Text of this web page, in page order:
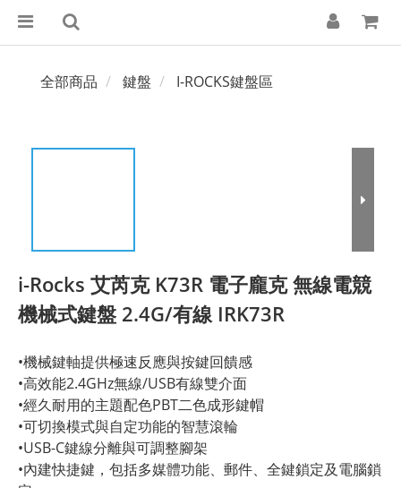
全部商品 鍵盤 I-ROCKS鍵盤區
i-Rocks 艾芮克 K73R 電子龐克 無線電競
機械式鍵盤 2.4G/有線 IRK73R
•機械鍵軸提供極速反應與按鍵回饋感
•高效能2.4GHz無線/USB有線雙介面
•經久耐用的主題配色PBT二色成形鍵帽
•可切換模式與自定功能的智慧滾輪
•USB-C鍵線分離與可調整腳架
•內建快捷鍵，包括多媒體功能、郵件、全鍵鎖定及電腦鎖